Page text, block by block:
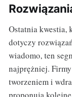
Ostatnia kwestia,
dotyczy
wiadomo, ten
najprężniej.
tworzeniem i
proponują